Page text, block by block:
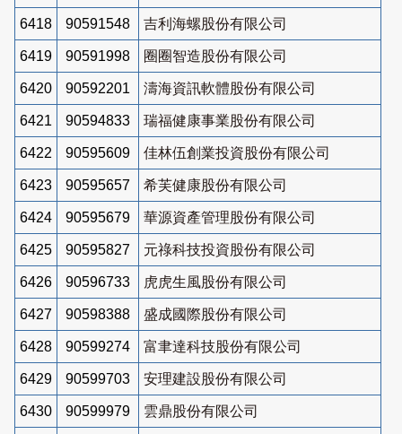
6418 90591548 吉利海螺股份有限公司
6419 90591998 圈圈智造股份有限公司
6420 90592201 濤海資訊軟體股份有限公司
6421 90594833 瑞福健康事業股份有限公司
6422 90595609 佳林伍創業投資股份有限公司
6423 90595657 希芙健康股份有限公司
6424 90595679 華源資產管理股份有限公司
6425 90595827 元祿科技投資股份有限公司
6426 90596733 虎虎生風股份有限公司
6427 90598388 盛成國際股份有限公司
6428 90599274 富聿達科技股份有限公司
6429 90599703 安理建設股份有限公司
6430 90599979 雲鼎股份有限公司